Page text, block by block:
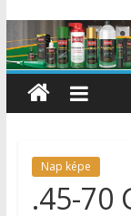
Nap képe
.45-70